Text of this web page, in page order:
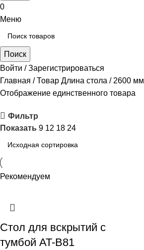
0
Меню
Поиск
Войти / Зарегистрироваться
Главная
Товар Длина стола
2600 мм
Отображение единственного товара
Фильтр
Показать 9 12 18 24
Рекомендуем
Стол для вскрытий с
тумбой AT-B81